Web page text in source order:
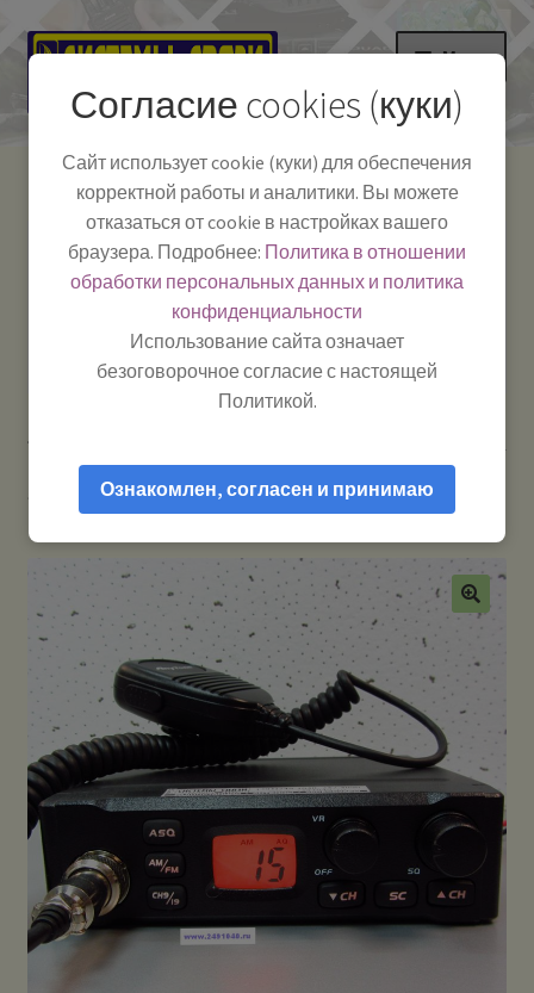
Перейти
навигации
Перейти
содержимому
Меню
Как пользоваться
Полезная информация
Мой аккаунт
Системы Связи:
г. Красноярск, ул.
Работаем:Пн-Пт:
10:00–18:00
-
Телефон:+7-
391-249-1040
Тел.|WA|Telegram:
+79029904090
AnyTone АТ-310М — Рация Си-Би (CB) 27 МГц
автомобильная
Согласие cookies (куки)
Сайт использует cookie (куки) для обеспечения
корректной работы и аналитики. Вы можете
отказаться от cookie в настройках вашего
браузера. Подробнее: Политика в отношении
обработки персональных данных и политика
конфиденциальности
Использование сайта означает
безоговорочное согласие с настоящей
Политикой.
Ознакомлен, согласен и принимаю